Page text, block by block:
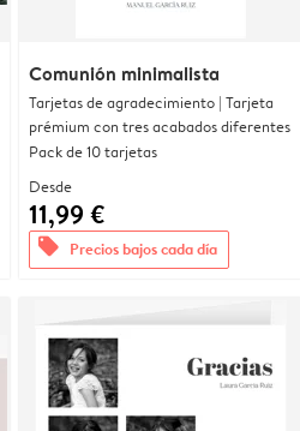
Comunión minimalista
Tarjetas de agradecimiento | Tarjeta
prémium con tres acabados diferentes
Pack de 10 tarjetas
Desde
11,99 €
offers Precios bajos cada día